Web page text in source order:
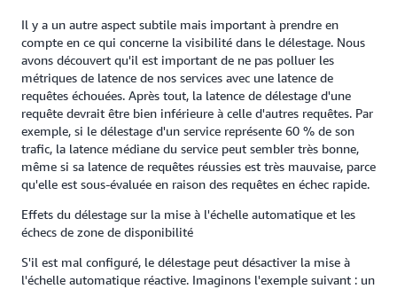
Il y a un autre aspect subtile mais important à prendre en
compte en ce qui concerne la visibilité dans le délestage. Nous
avons découvert qu'il est important de ne pas polluer les
métriques de latence de nos services avec une latence de
requêtes échouées. Après tout, la latence de délestage d'une
requête devrait être bien inférieure à celle d'autres requêtes. Par
exemple, si le délestage d'un service représente 60 % de son
trafic, la latence médiane du service peut sembler très bonne,
même si sa latence de requêtes réussies est très mauvaise, parce
qu'elle est sous-évaluée en raison des requêtes en échec rapide.
Effets du délestage sur la mise à l'échelle automatique et les
échecs de zone de disponibilité
S'il est mal configuré, le délestage peut désactiver la mise à
l'échelle automatique réactive. Imaginons l'exemple suivant : un